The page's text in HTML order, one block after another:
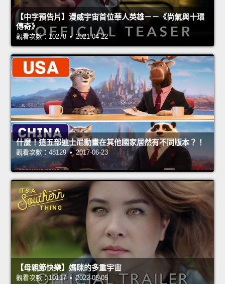
【中字預告片】漫威宇宙首位華人英雄－－《尚氣與十環
傳奇》
觀看次數：10278 • 2021-04-22
什麼！這五部迪士尼動畫在其他國家居然有不同版本？！
觀看次數：48129 • 2017-06-23
【母親節快樂】媽咪的多重宇宙
觀看次數：10117 • 2022-05-05